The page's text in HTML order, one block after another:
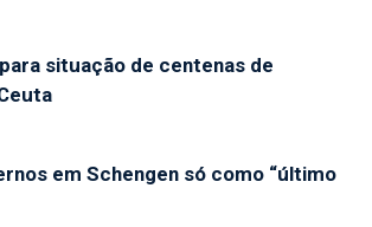
situação de centenas de
em Schengen só como “último